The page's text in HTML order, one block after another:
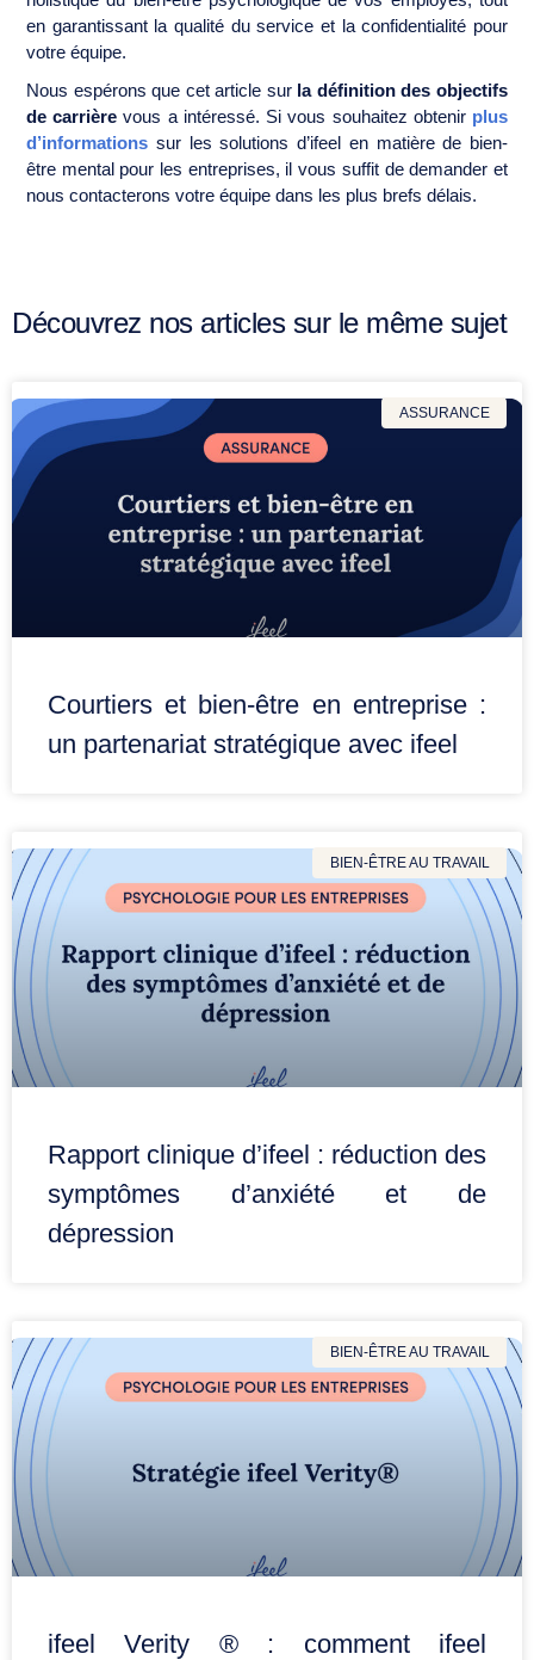
en garantissant la qualité du service et la confidentialité pour
votre équipe.
Nous espérons que cet article sur la définition des objectifs
de carrière vous a intéressé. Si vous souhaitez obtenirplus
d’informations sur les solutions d’ifeel en matière de bien-
être mental pour les entreprises, il vous suffit de demander et
nous contacterons votre équipe dans les plus brefs délais.
Découvrez nos articles sur le même sujet
ASSURANCE
Courtiers et bien-être en entreprise :
un partenariat stratégique avec ifeel
BIEN-ÊTRE AU TRAVAIL
Rapport clinique d’ifeel : réduction des
symptômes d’anxiété et de
dépression
BIEN-ÊTRE AU TRAVAIL
ifeel Verity ® : comment ifeel